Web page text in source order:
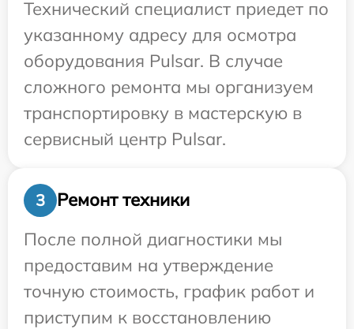
Технический специалист приедет по
указанному адресу для осмотра
оборудования Pulsar. В случае
сложного ремонта мы организуем
транспортировку в мастерскую в
сервисный центр Pulsar.
3
Ремонт техники
После полной диагностики мы
предоставим на утверждение
точную стоимость, график работ и
приступим к восстановлению